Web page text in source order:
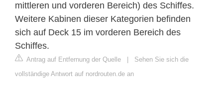
mittleren und vorderen Bereich) des Schiffes.
Weitere Kabinen dieser Kategorien befinden
sich auf Deck 15 im vorderen Bereich des
Schiffes.
Antrag auf Entfernung der Quelle
Sehen Sie sich die
vollständige Antwort auf nordrouten.de an